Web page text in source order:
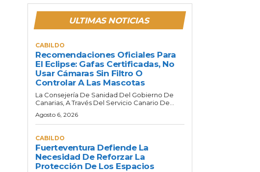
ULTIMAS NOTICIAS
CABILDO
Recomendaciones Oficiales Para
El Eclipse: Gafas Certificadas, No
Usar Cámaras Sin Filtro O
Controlar A Las Mascotas
La Consejería De Sanidad Del Gobierno De
Canarias, A Través Del Servicio Canario De...
Agosto 6, 2026
CABILDO
Fuerteventura Defiende La
Necesidad De Reforzar La
Protección De Los Espacios